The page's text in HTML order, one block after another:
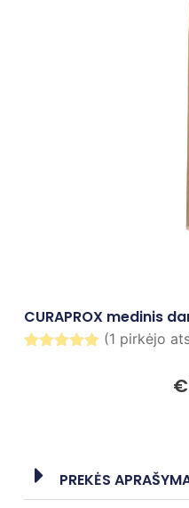
(1 pirkėjo
CURAPROX medinis
€
PREKĖS